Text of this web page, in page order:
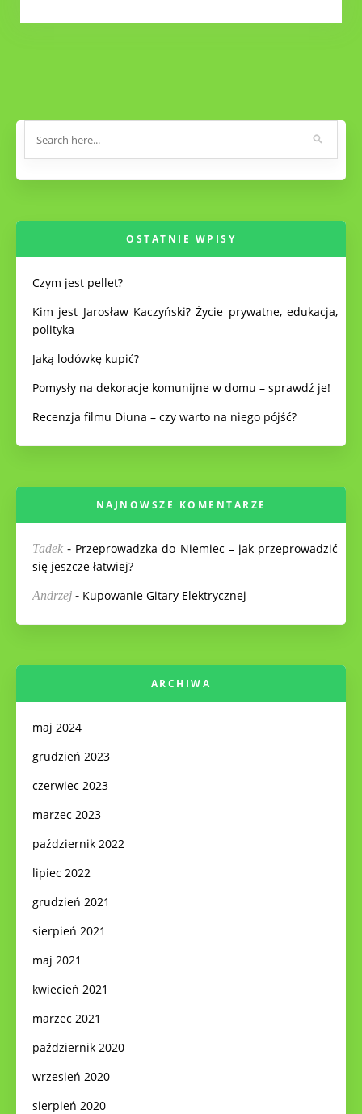
OSTATNIE WPISY
Czym jest pellet?
Kim jest Jarosław Kaczyński? Życie prywatne, edukacja,
polityka
Jaką lodówkę kupić?
Pomysły na dekoracje komunijne w domu – sprawdź je!
Recenzja filmu Diuna – czy warto na niego pójść?
NAJNOWSZE KOMENTARZE
Tadek - Przeprowadzka do Niemiec – jak przeprowadzić
się jeszcze łatwiej?
Andrzej - Kupowanie Gitary Elektrycznej
ARCHIWA
maj 2024
grudzień 2023
czerwiec 2023
marzec 2023
październik 2022
lipiec 2022
grudzień 2021
sierpień 2021
maj 2021
kwiecień 2021
marzec 2021
październik 2020
wrzesień 2020
sierpień 2020